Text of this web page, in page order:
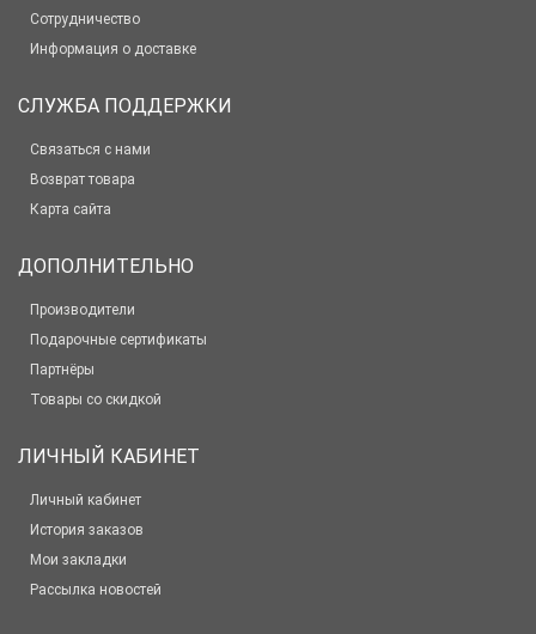
Сотрудничество
Информация о доставке
СЛУЖБА ПОДДЕРЖКИ
Связаться с нами
Возврат товара
Карта сайта
ДОПОЛНИТЕЛЬНО
Производители
Подарочные сертификаты
Партнёры
Товары со скидкой
ЛИЧНЫЙ КАБИНЕТ
Личный кабинет
История заказов
Мои закладки
Рассылка новостей